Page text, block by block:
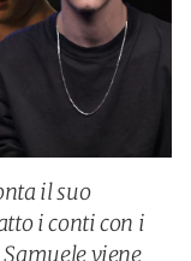
il suo
i conti con i
viene